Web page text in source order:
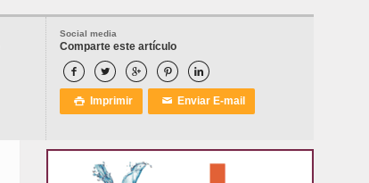
Social media
Comparte este artículo
    
 Imprimir ✉ Enviar E-mail